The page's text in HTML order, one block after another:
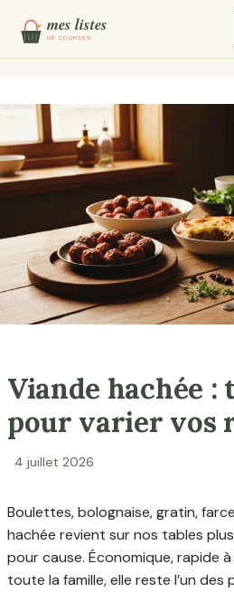
contenu
Viande hachée
pour varier vos
4 juillet 2026
Boulettes, bolognaise, gratin,
hachée revient sur nos tables
pour cause. Économique, rapide
toute la famille, elle reste l’un